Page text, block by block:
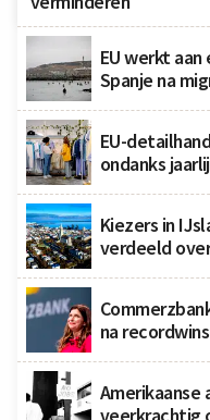
EU werkt
Spanje na
EU-
ondanks
Kiezers in
verdeeld
na